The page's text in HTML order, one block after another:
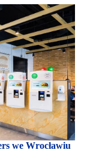
we Wrocławiu